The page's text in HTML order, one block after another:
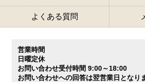
よくある質問
営業時間
日曜定休
お問い合わせ受付時間 9:00～18:00
お問い合わせへの回答は翌営業日となり